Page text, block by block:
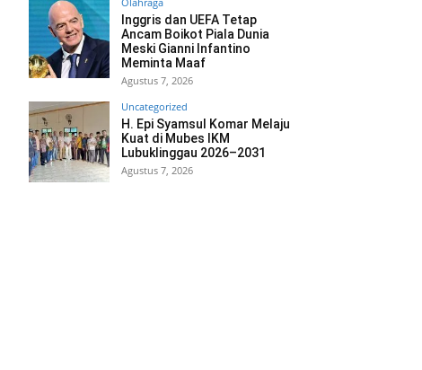
Inggris dan UEFA Tetap
Ancam Boikot Piala Dunia
Meski Gianni Infantino
Meminta Maaf
Agustus 7, 2026
Uncategorized
H. Epi Syamsul Komar Melaju
Kuat di Mubes IKM
Lubuklinggau 2026–2031
Agustus 7, 2026